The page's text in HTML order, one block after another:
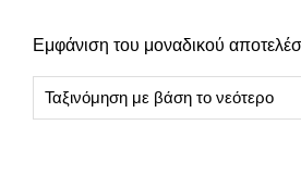
Εμφάνιση του μοναδικού